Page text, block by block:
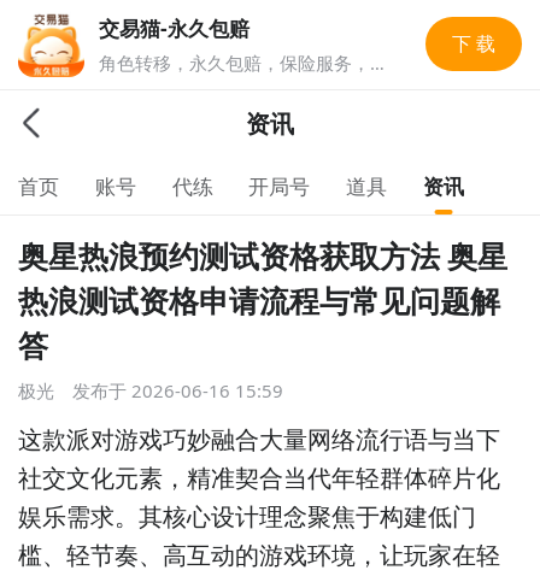
交易猫-永久包赔
角色转移，永久包赔，保险服务，实
就上交易猫，1亿玩家选择的游戏交
下 载
资讯
首页 账号 代练 开局号 道具 资讯
奥星热浪预约测试资格获取方法 奥星
热浪测试资格申请流程与常见问题解
答
极光 发布于 2026-06-16 15:59
这款派对游戏巧妙融合大量网络流行语与当下
社交文化元素，精准契合当代年轻群体碎片化
娱乐需求。其核心设计理念聚焦于构建低门
槛、轻节奏、高互动的游戏环境，让玩家在轻